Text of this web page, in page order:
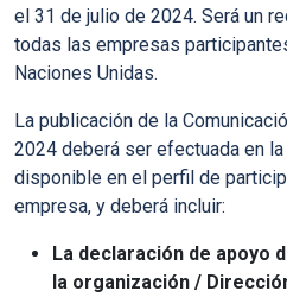
el 31 de julio de 2024. Será un
todas las empresas
Naciones Unidas.
La publicación de la
2024 deberá ser efectuada en
disponible en el perfil de
empresa, y deberá incluir:
La declaración de apoyo
la organización /